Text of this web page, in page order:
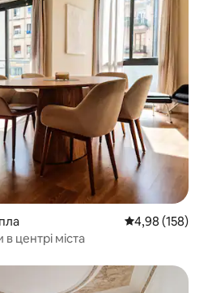
Середня
4,98 (158)
центрі міста